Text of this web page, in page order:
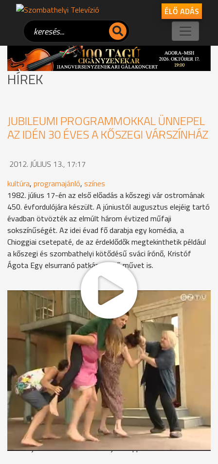
ÉLŐ ADÁS
HÍREK
JUBILEUMI PROGRAMMOKKAL ÜNNEPEL
AZ IDÉN 30 ÉVES A KŐSZEGI VÁRSZÍNHÁZ
2012. JÚLIUS 13., 17:17
kultúra, programajánló, színes
1982. július 17-én az első előadás a kőszegi vár ostromának
450. évfordulójára készült. A júniustól augusztus elejéig tartó
évadban ötvözték az elmúlt három évtized műfaji
sokszínűségét. Az idei évad fő darabja egy komédia, a
Chioggiai csetepaté, de az érdeklődők megtekinthetik például
a kőszegi és szombathelyi kötődésű sváci írónő, Kristóf
Ágota Egy elsurranó patkány című művet is.
"-Hány udvarlód van?
-Nem kellek én senkinek, mert én olyan szegény lány vagyok!
- Akarod, hogy hozományt szerezzek neked?
- Igen!"
Három héten át tartottak a Kőszegi Vár Színházban a
Chioggiai csetepaté című vígjáték próbái. A történet egy
Velence melletti kisvárosban játszódik, ahol a nők pletykáiból
félreértések születnek, míg a férfiak a tengeren halásznak.
Szilágyi Csenge - "Checca"
"A tökből fakad minden, mert ugye jön a Toffolo, az egyik
legény, aki sült tököt vesz az egyik nőnek, és ugye ez
lobbantja fel az indulatokat tulajdonképpen."